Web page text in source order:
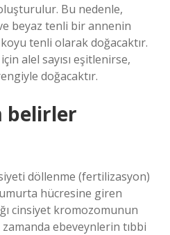
Bu nedenle,
beyaz tenli bir annenin
tenli olarak doğacaktır.
alel sayısı eşitlenirse,
doğacaktır.
belirler
döllenme (fertilizasyon)
hücresine giren
cinsiyet kromozomunun
zamanda ebeveynlerin tıbbi